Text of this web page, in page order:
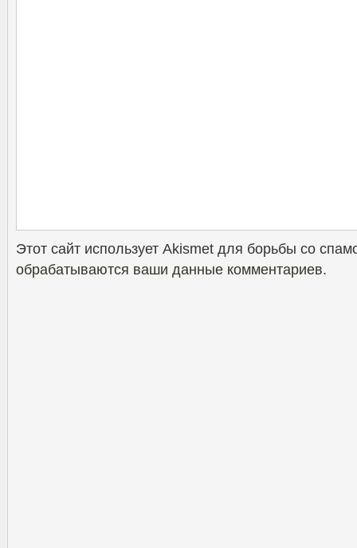
Этот сайт использует Akismet для борьбы со
обрабатываются ваши данные комментариев.